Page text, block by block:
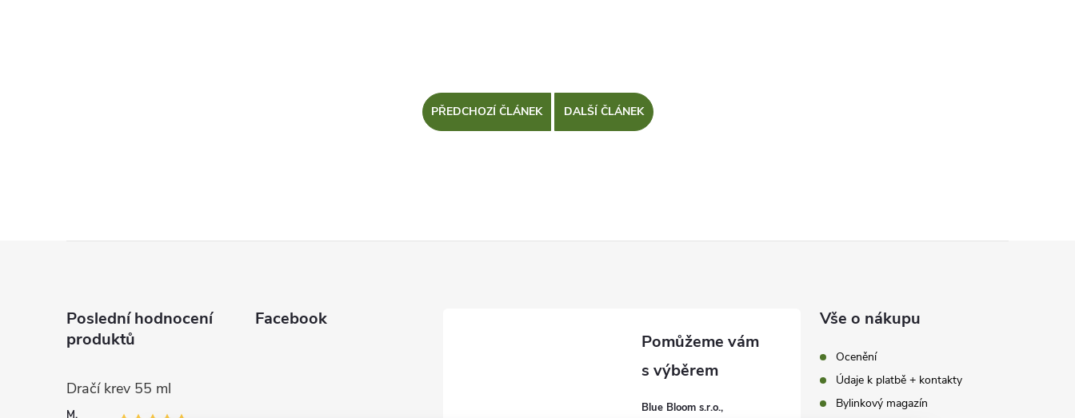
PŘEDCHOZÍ ČLÁNEK DALŠÍ ČLÁNEK
Poslední hodnocení
produktů
Dračí krev 55 ml
M.
Facebook
Blue Bloom s.r.o.,
Vše o nákupu
Ocenění
Údaje k platbě + kontakty
Bylinkový magazín